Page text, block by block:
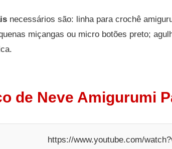
necessários são: linha para crochê
miçangas ou micro botões preto;
de Neve Amigurumi
https://www.youtube.com/